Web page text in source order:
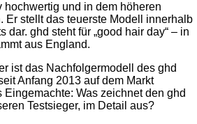
hochwertig und in dem höheren
Er stellt das teuerste Modell innerhalb
dar. ghd steht für „good hair day“ – in
aus England.
ist das Nachfolgermodell des ghd
Anfang 2013 auf dem Markt
Was zeichnet den ghd
Testsieger, im Detail aus?